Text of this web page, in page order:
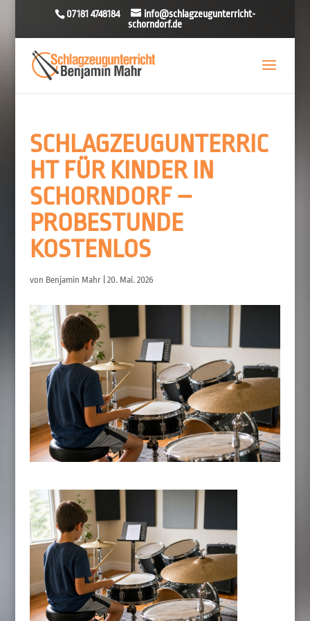
07181 4748184
info@schlagzeugunterricht-
schorndorf.de
SCHLAGZEUGUNTERRIC
HT FÜR KINDER IN
SCHORNDORF –
PROBESTUNDE
KOSTENLOS
von Benjamin Mahr| 20. Mai. 2026